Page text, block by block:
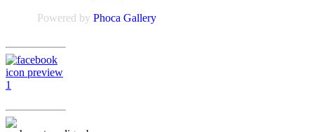
Powered by Phoca Gallery